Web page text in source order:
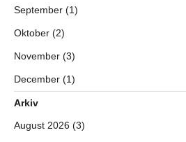
September (1)
Oktober (2)
November (3)
December (1)
Arkiv
August 2026 (3)